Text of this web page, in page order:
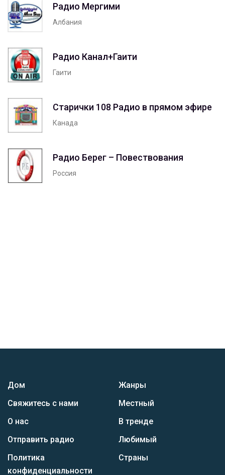
Радио Мергими
Албания
Радио Канал+Гаити
Гаити
Старички 108 Радио в прямом эфире
Канада
Радио Берег – Повествования
Россия
Дом
Свяжитесь с нами
О нас
Отправить радио
Политика
конфиденциальности
Жанры
Местный
В тренде
Любимый
Страны